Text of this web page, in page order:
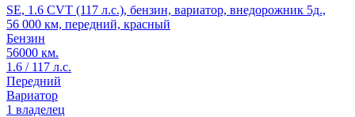
SE, 1.6 CVT (117 л.с.), бензин, вариатор, внедорожник 5д.,
56 000 км, передний, красный
Бензин
56000 км.
1.6 / 117 л.с.
Передний
Вариатор
1 владелец